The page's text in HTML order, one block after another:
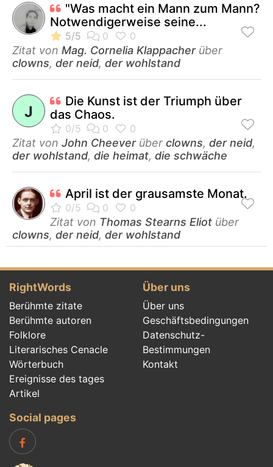
"Was macht ein Mann zum Mann?
Notwendigerweise seine...
Zitat von Mag. Cornelia Klappacherüber
clowns, der neid, der wohlstand
J
Die Kunst ist der Triumph über
das Chaos.
Zitat von John Cheeverüber clowns, der neid,
der wohlstand, die heimat, die schwäche
April ist der grausamste Monat.
Zitat von Thomas Stearns Eliot über
clowns, der neid, der wohlstand
RightWords
Berühmte zitate
Berühmte autoren
Folklore
Literarisches Cenacle
Wörterbuch
Ereignisse des tages
Artikel
Über uns
Über uns
Geschäftsbedingungen
Datenschutz-
Bestimmungen
Kontakt
Social pages